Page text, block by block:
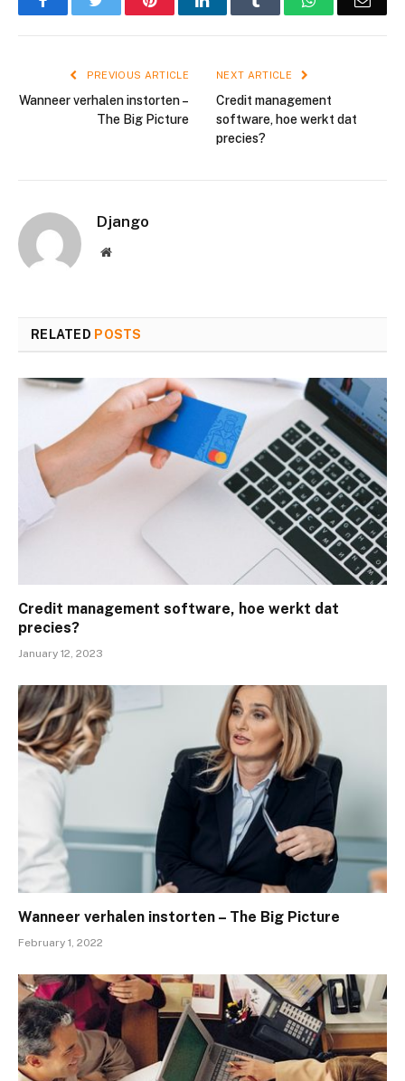
PREVIOUS ARTICLE
Wanneer verhalen instorten –
The Big Picture
NEXT ARTICLE
Credit management
software, hoe werkt dat
precies?
Django
Website
RELATED POSTS
Credit management software, hoe werkt dat
precies?
January 12, 2023
Wanneer verhalen instorten – The Big Picture
February 1, 2022